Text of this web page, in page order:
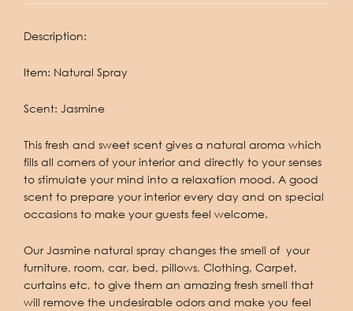
Description:
Item: Natural Spray
Scent: Jasmine
This fresh and sweet scent gives a natural aroma which
fills all corners of your interior and directly to your senses
to stimulate your mind into a relaxation mood. A good
scent to prepare your interior every day and on special
occasions to make your guests feel welcome.
Our Jasmine natural spray changes the smell of your
furniture, room, car, bed, pillows, Clothing, Carpet,
curtains etc, to give them an amazing fresh smell that
will remove the undesirable odors and make you feel